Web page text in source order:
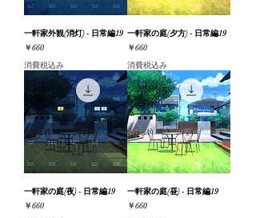
一軒家外観(消灯) - 日常編19
価格
￥660
消費税込み
一軒家の庭(夕方) - 日常編19
価格
￥660
消費税込み
一軒家の庭(夜) - 日常編19
価格
￥660
一軒家の庭(昼) - 日常編19
価格
￥660